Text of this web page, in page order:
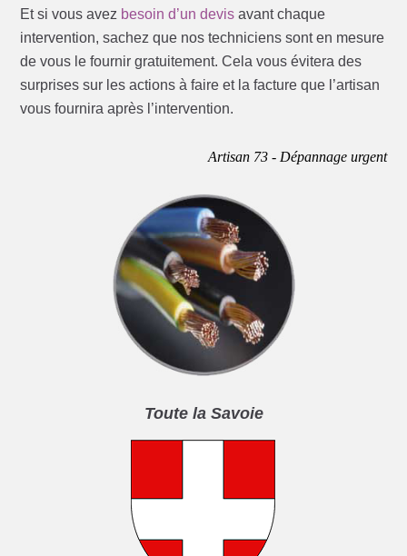
Et si vous avez besoin d’un devis avant chaque
intervention, sachez que nos techniciens sont en mesure
de vous le fournir gratuitement. Cela vous évitera des
surprises sur les actions à faire et la facture que l’artisan
vous fournira après l’intervention.
Artisan 73 - Dépannage urgent
Toute la Savoie